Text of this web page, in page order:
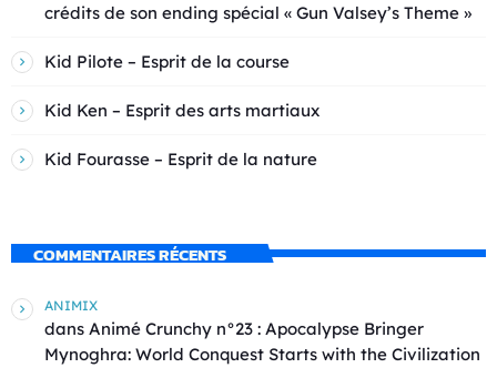
crédits de son ending spécial « Gun Valsey’s Theme »
Kid Pilote – Esprit de la course
Kid Ken – Esprit des arts martiaux
Kid Fourasse – Esprit de la nature
COMMENTAIRES RÉCENTS
ANIMIX
dans Animé Crunchy n°23 : Apocalypse Bringer
Mynoghra: World Conquest Starts with the Civilization